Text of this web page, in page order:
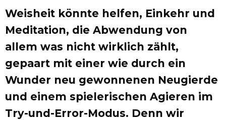
Weisheit könnte helfen, Einkehr und
Meditation, die Abwendung von
allem was nicht wirklich zählt,
gepaart mit einer wie durch ein
Wunder neu gewonnenen Neugierde
und einem spielerischen Agieren im
Try-und-Error-Modus. Denn wir